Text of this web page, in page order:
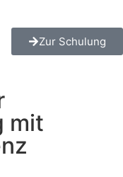
Zur Schulung
mit